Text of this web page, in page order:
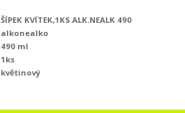
ŠÍPEK KVÍTEK,1KS ALK.NEALK 490
alkonealko
490 ml
1ks
květinový